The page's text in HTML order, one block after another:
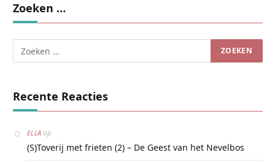
Zoeken …
Recente Reacties
ELLA op
(S)Toverij met frieten (2) – De Geest van het Nevelbos